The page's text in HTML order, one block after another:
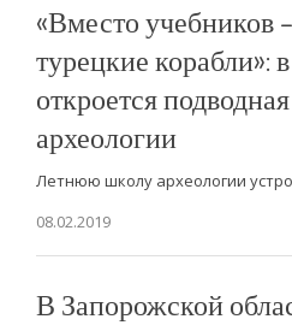
«Вместо учебников
турецкие корабли»:
откроется
археологии
Летнюю школу археологии
08.02.2019
В Запорожской